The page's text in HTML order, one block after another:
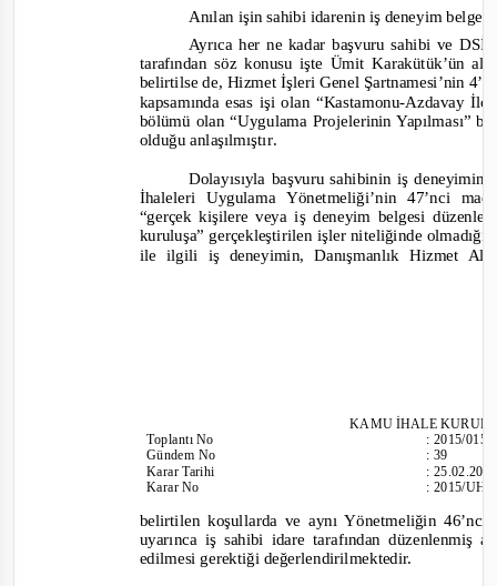
Anılan işin sahibi idarenin iş deneyim
Ayrıca her ne kadar başvuru sahibi ve
tarafından söz konusu işte Ümit Karakütük’ün
belirtilse de, Hizmet İşleri Genel Şartnamesi’nin
kapsamında esas işi olan “Kastamonu-Azdavay
bölümü olan “Uygulama Projelerinin Yapılması”
olduğu anlaşılmıştır.
Dolayısıyla başvuru sahibinin iş
İhaleleri Uygulama Yönetmeliği’nin 47’nci
“gerçek kişilere veya iş deneyim belgesi
kuruluşa” gerçekleştirilen işler niteliğinde olmadığı,
ile ilgili iş deneyimin, Danışmanlık Hizmet
KAMU İHALE
ToplantıNo
Gündem No
Karar Tarihi
Karar No
:2015/015
:39
:
:2015/
belirtilen koşullarda ve aynı Yönetmeliğin
uyarınca iş sahibi idare tarafından
edilmesi gerektiği değerlendirilmektedir.